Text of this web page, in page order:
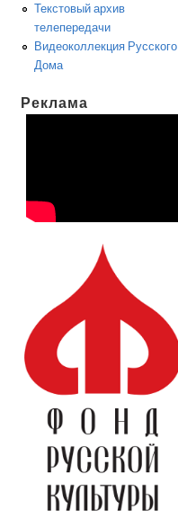
Текстовый архив
телепередачи
Видеоколлекция Русского
Дома
Реклама